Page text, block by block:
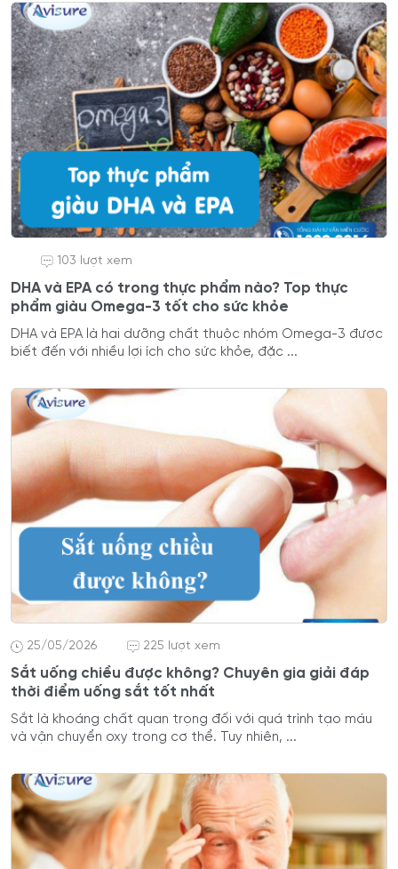
103 lượt xem
DHA và EPA có trong thực phẩm nào? Top thực
phẩm giàu Omega-3 tốt cho sức khỏe
DHA và EPA là hai dưỡng chất thuộc nhóm Omega-3 được
biết đến với nhiều lợi ích cho sức khỏe, đặc ...
25/05/2026 225 lượt xem
Sắt uống chiều được không? Chuyên gia giải đáp
thời điểm uống sắt tốt nhất
Sắt là khoáng chất quan trọng đối với quá trình tạo máu
và vận chuyển oxy trong cơ thể. Tuy nhiên, ...